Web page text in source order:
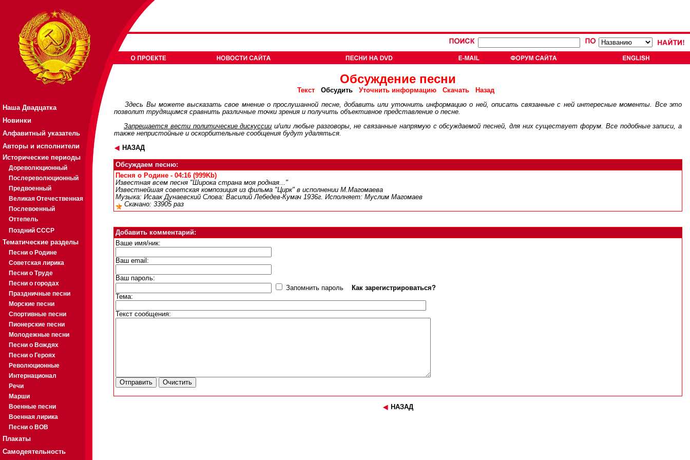
Наша Двадцатка
Новинки
Алфавитный указатель
Авторы и исполнители
Исторические периоды
Дореволюционный
Послереволюционный
Предвоенный
Великая Отечественная
Послевоенный
Оттепель
Поздний СССР
Тематические разделы
Песни о Родине
Советская лирика
Песни о Труде
Песни о городах
Праздничные песни
Морские песни
Спортивные песни
Пионерские песни
Молодежные песни
Песни о Вождях
Песни о Героях
Революционные
Интернационал
Речи
Марши
Военные песни
Военная лирика
Песни о ВОВ
Плакаты
Самодеятельность
Обсуждение песни
Текст Обсудить Уточнить информацию Скачать
Назад
Здесь Вы можете высказать свое мнение о прослушанной песне, добавить или уточнить информацию о ней, описать связанные с ней интересные моменты. Все это
позволит трудящимся сравнить различные точки зрения и получить объективное представление о песне.
Запрещается вести политические дискуcсии и/или любые разговоры, не связанные напрямую с обсуждаемой песней, для них существует форум. Все подобные записи, а
также непристойные и оскорбительные сообщения будут удаляться.
НАЗАД
Обсуждаем песню:
Песня о Родине - 04:16 (999Kb)
Известная всем песня "Широка страна моя родная..."
Известнейшая советская композиция из фильма "Цирк" в исполнении М.Магомаева
Музыка: Исаак Дунаевский Слова: Василий Лебедев-Кумач 1936г. Исполняет: Муслим Магомаев
Скачано: 33905 раз
Добавить комментарий:
Ваше имя/ник:
Ваш email:
Ваш пароль:
Запомнить пароль
Как зарегистрироваться?
Тема:
Текст сообщения:
НАЗАД